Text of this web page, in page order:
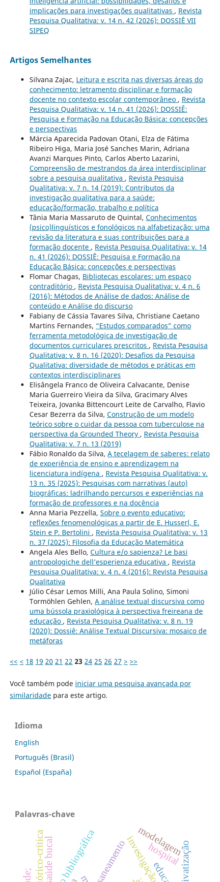
implicações para investigações qualitativas , Revista
Pesquisa Qualitativa: v. 14 n. 42 (2026): DOSSIÊ VII
SIPEQ
Artigos Semelhantes
Silvana Zajac, Leitura e escrita nas diversas áreas do
conhecimento: letramento disciplinar e formação
docente no contexto escolar contemporâneo , Revista
Pesquisa Qualitativa: v. 14 n. 41 (2026): DOSSIÊ:
Pesquisa e Formação na Educação Básica: concepções
e perspectivas
Márcia Aparecida Padovan Otani, Elza de Fátima
Ribeiro Higa, Maria José Sanches Marin, Adriana
Avanzi Marques Pinto, Carlos Aberto Lazarini,
Compreensão de mestrandos da área interdisciplinar
sobre a pesquisa qualitativa , Revista Pesquisa
Qualitativa: v. 7 n. 14 (2019): Contributos da
investigação qualitativa para a saúde:
educação/formação, trabalho e política
Tânia Maria Massaruto de Quintal, Conhecimentos
(psico)linguísticos e fonológicos na alfabetização: uma
revisão da literatura e suas contribuições para a
formação docente , Revista Pesquisa Qualitativa: v. 14
n. 41 (2026): DOSSIÊ: Pesquisa e Formação na
Educação Básica: concepções e perspectivas
Flomar Chagas, Bibliotecas escolares: um espaço
contraditório , Revista Pesquisa Qualitativa: v. 4 n. 6
(2016): Métodos de Análise de dados: Análise de
conteúdo e Análise do discurso
Fabiany de Cássia Tavares Silva, Christiane Caetano
Martins Fernandes, “Estudos comparados” como
ferramenta metodológica de investigação de
documentos curriculares prescritos , Revista Pesquisa
Qualitativa: v. 8 n. 16 (2020): Desafios da Pesquisa
Qualitativa: diversidade de métodos e práticas em
contextos interdisciplinares
Elisângela Franco de Oliveira Calvacante, Denise
Maria Guerreiro Vieira da Silva, Gracimary Alves
Teixeira, Jovanka Bittencourt Leite de Carvalho, Flavio
Cesar Bezerra da Silva, Construção de um modelo
teórico sobre o cuidar da pessoa com tuberculose na
perspectiva da Grounded Theory , Revista Pesquisa
Qualitativa: v. 7 n. 13 (2019)
Fábio Ronaldo da Silva, A tecelagem de saberes: relato
de experiência de ensino e aprendizagem na
licenciatura indígena , Revista Pesquisa Qualitativa: v.
13 n. 35 (2025): Pesquisas com narrativas (auto)
biográficas: ladrilhando percursos e experiências na
formação de professores e na docência
Anna Maria Pezzella, Sobre o evento educativo:
reflexões fenomenológicas a partir de E. Husserl, E.
Stein e P. Bertolini , Revista Pesquisa Qualitativa: v. 13
n. 37 (2025): Filosofia da Educação Matemática
Angela Ales Bello, Cultura e/o sapienza? Le basi
antropologiche dell’esperienza educativa , Revista
Pesquisa Qualitativa: v. 4 n. 4 (2016): Revista Pesquisa
Qualitativa
Júlio César Lemos Milli, Ana Paula Solino, Simoni
Tormöhlen Gehlen, A análise textual discursiva como
uma bússola praxiológica à perspectiva freireana de
educação , Revista Pesquisa Qualitativa: v. 8 n. 19
(2020): Dossiê: Análise Textual Discursiva: mosaico de
metáforas
<< < 18 19 20 21 22 23 24 25 26 27 > >>
Você também pode iniciar uma pesquisa avançada por
similaridadepara este artigo.
Idioma
English
Português (Brasil)
Español (España)
Palavras-chave
saneamento modelagemprivatização
hospital
saúde bucal